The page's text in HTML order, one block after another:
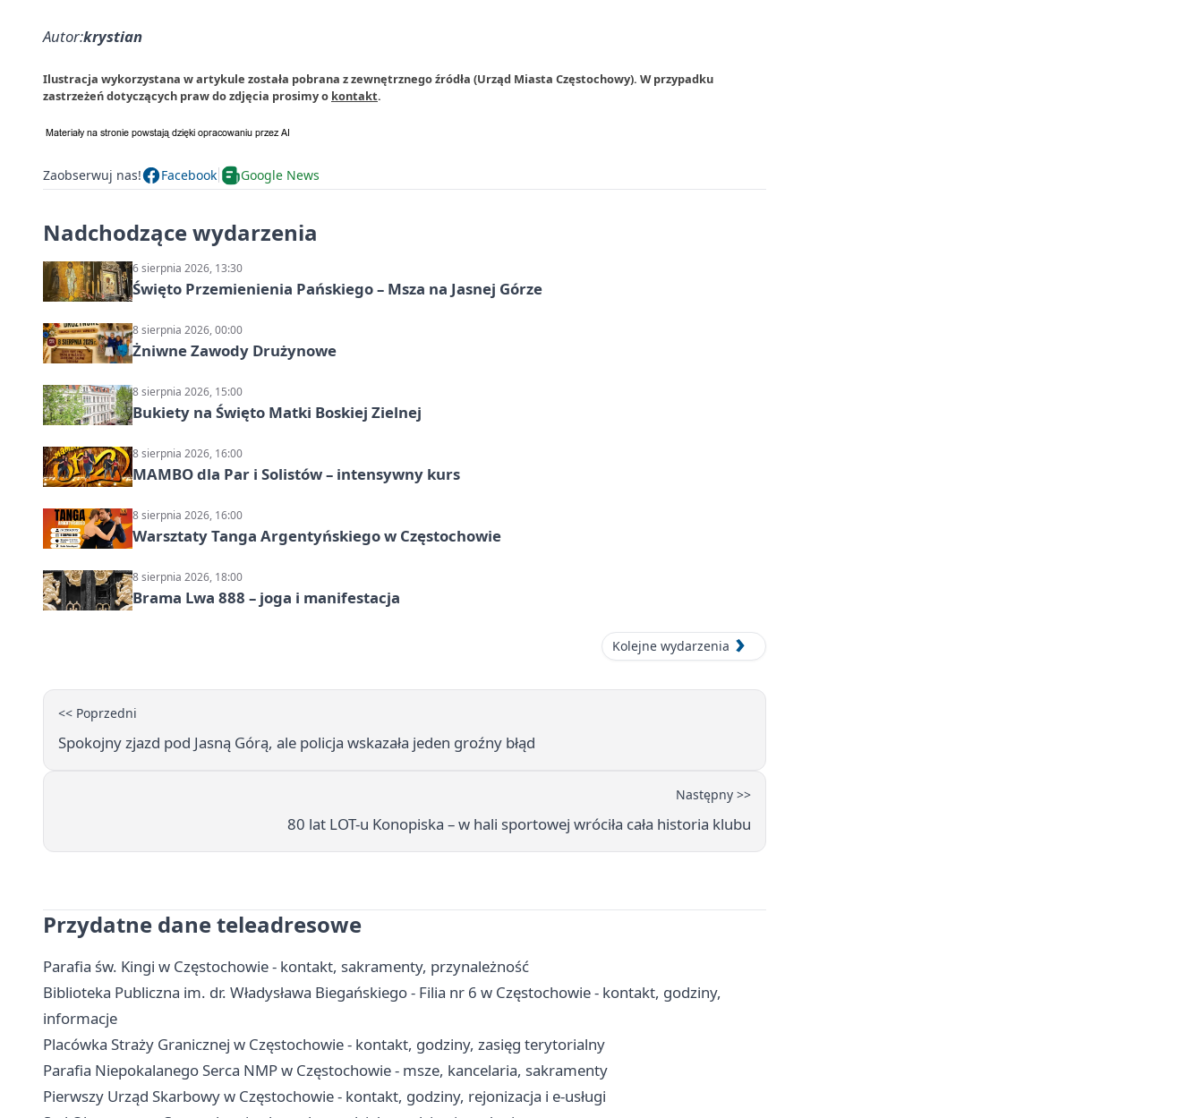
Autor:krystian
Ilustracja wykorzystana w artykule została pobrana z zewnętrznego źródła (Urząd Miasta Częstochowy). W przypadku
zastrzeżeń dotyczących praw do zdjęcia prosimy o kontakt.
Zaobserwuj nas! Facebook Google News
Nadchodzące wydarzenia
6 sierpnia 2026, 13:30
Święto Przemienienia Pańskiego – Msza na Jasnej Górze
8 sierpnia 2026, 00:00
Żniwne Zawody Drużynowe
8 sierpnia 2026, 15:00
Bukiety na Święto Matki Boskiej Zielnej
8 sierpnia 2026, 16:00
MAMBO dla Par i Solistów – intensywny kurs
8 sierpnia 2026, 16:00
Warsztaty Tanga Argentyńskiego w Częstochowie
8 sierpnia 2026, 18:00
Brama Lwa 888 – joga i manifestacja
Kolejne wydarzenia
<< Poprzedni
Spokojny zjazd pod Jasną Górą, ale policja wskazała jeden groźny błąd
Następny >>
80 lat LOT-u Konopiska – w hali sportowej wróciła cała historia klubu
Przydatne dane teleadresowe
Parafia św. Kingi w Częstochowie - kontakt, sakramenty, przynależność
Biblioteka Publiczna im. dr. Władysława Biegańskiego - Filia nr 6 w Częstochowie - kontakt, godziny,
informacje
Placówka Straży Granicznej w Częstochowie - kontakt, godziny, zasięg terytorialny
Parafia Niepokalanego Serca NMP w Częstochowie - msze, kancelaria, sakramenty
Pierwszy Urząd Skarbowy w Częstochowie - kontakt, godziny, rejonizacja i e-usługi